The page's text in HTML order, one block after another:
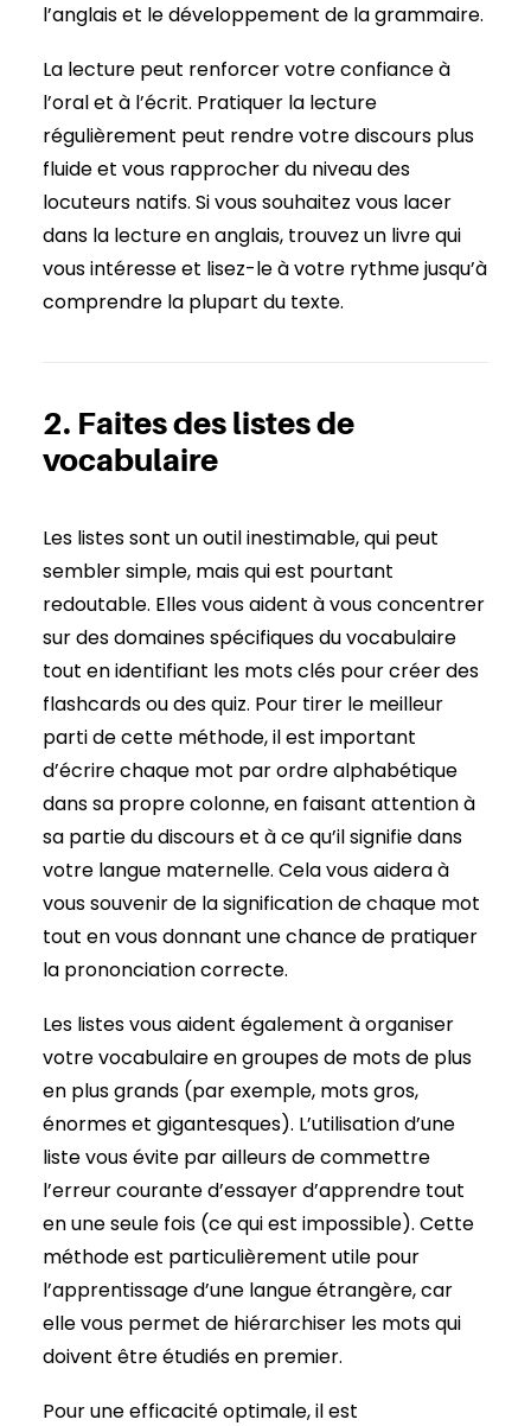
l’anglais et le développement de la grammaire.
La lecture peut renforcer votre confiance à
l’oral et à l’écrit. Pratiquer la lecture
régulièrement peut rendre votre discours plus
fluide et vous rapprocher du niveau des
locuteurs natifs. Si vous souhaitez vous lacer
dans la lecture en anglais, trouvez un livre qui
vous intéresse et lisez-le à votre rythme jusqu’à
comprendre la plupart du texte.
2. Faites des listes de
vocabulaire
Les listes sont un outil inestimable, qui peut
sembler simple, mais qui est pourtant
redoutable. Elles vous aident à vous concentrer
sur des domaines spécifiques du vocabulaire
tout en identifiant les mots clés pour créer des
flashcards ou des quiz. Pour tirer le meilleur
parti de cette méthode, il est important
d’écrire chaque mot par ordre alphabétique
dans sa propre colonne, en faisant attention à
sa partie du discours et à ce qu’il signifie dans
votre langue maternelle. Cela vous aidera à
vous souvenir de la signification de chaque mot
tout en vous donnant une chance de pratiquer
la prononciation correcte.
Les listes vous aident également à organiser
votre vocabulaire en groupes de mots de plus
en plus grands (par exemple, mots gros,
énormes et gigantesques). L’utilisation d’une
liste vous évite par ailleurs de commettre
l’erreur courante d’essayer d’apprendre tout
en une seule fois (ce qui est impossible). Cette
méthode est particulièrement utile pour
l’apprentissage d’une langue étrangère, car
elle vous permet de hiérarchiser les mots qui
doivent être étudiés en premier.
Pour une efficacité optimale, il est